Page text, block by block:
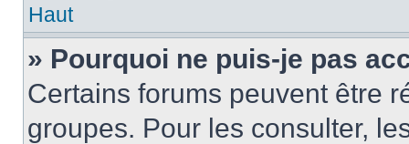
Haut
» Pourquoi ne puis-je pas
Certains forums peuvent être
groupes. Pour les consulter,